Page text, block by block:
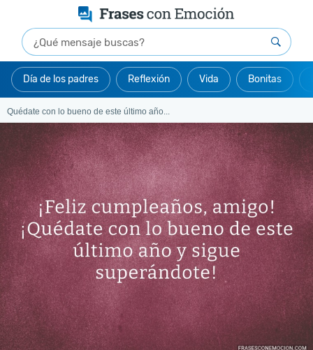
Día de los padres Reflexión Vida Bonitas
Quédate con lo bueno de este último año...